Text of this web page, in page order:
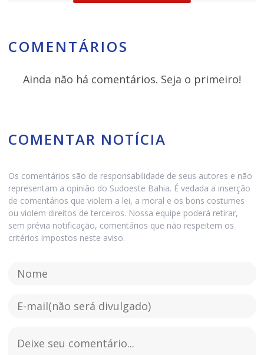
COMENTÁRIOS
Ainda não há comentários. Seja o primeiro!
COMENTAR NOTÍCIA
Os comentários são de responsabilidade de seus autores e não
representam a opinião do Sudoeste Bahia. É vedada a inserção
de comentários que violem a lei, a moral e os bons costumes
ou violem direitos de terceiros. Nossa equipe poderá retirar,
sem prévia notificação, comentários que não respeitem os
critérios impostos neste aviso.